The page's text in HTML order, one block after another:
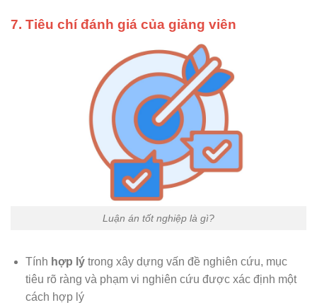
7. Tiêu chí đánh giá của giảng viên
Luận án tốt nghiệp là gì?
Tính hợp lýtrong xây dựng vấn đề nghiên cứu, mục
tiêu rõ ràng và phạm vi nghiên cứu được xác định một
cách hợp lý